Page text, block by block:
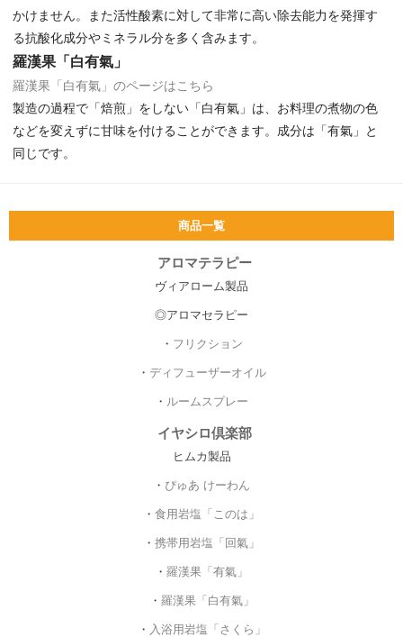
かけません。また活性酸素に対して非常に高い除去能力を発揮す
る抗酸化成分やミネラル分を多く含みます。
羅漢果「白有氣」
羅漢果「白有氣」のページはこちら
製造の過程で「焙煎」をしない「白有氣」は、お料理の煮物の色
などを変えずに甘味を付けることができます。成分は「有氣」と
同じです。
商品一覧
アロマテラピー
ヴィアローム製品
◎アロマセラピー
・ フリクション
・ ディフューザーオイル
・ ルームスプレー
イヤシロ倶楽部
ヒムカ製品
・ ぴゅあ けーわん
・ 食用岩塩「このは」
・ 携帯用岩塩「回氣」
・ 羅漢果「有氣」
・ 羅漢果「白有氣」
・ 入浴用岩塩「さくら」